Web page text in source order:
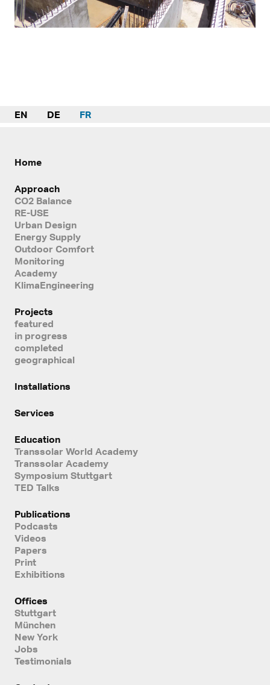
EN DE FR
Home
Approach
CO2 Balance
RE-USE
Urban Design
Energy Supply
Outdoor Comfort
Monitoring
Academy
KlimaEngineering
Projects
featured
in progress
completed
geographical
Installations
Services
Education
Transsolar World Academy
Transsolar Academy
Symposium Stuttgart
TED Talks
Publications
Podcasts
Videos
Papers
Print
Exhibitions
Offices
Stuttgart
München
New York
Jobs
Testimonials